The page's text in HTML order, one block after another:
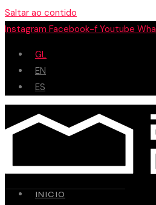
Saltar ao contido
Instagram Facebook-f Youtube
GL
EN
ES
INICIO